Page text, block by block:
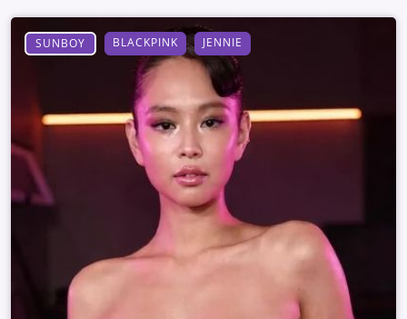
SUNBOY BLACKPINK JENNIE